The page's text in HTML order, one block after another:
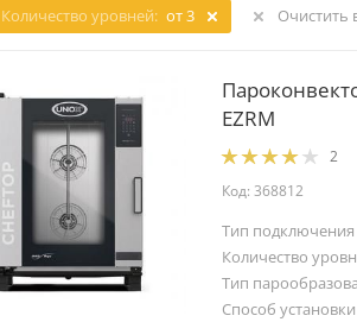
Количество уровней: от 3 Очистить
EZRM
2
Код: 368812
Тип подключения
Количество
Тип
Способ установки